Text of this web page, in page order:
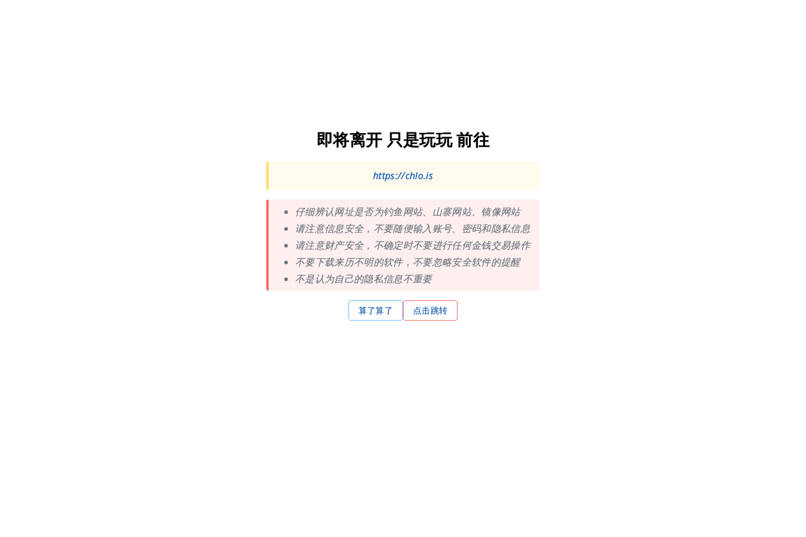
即将离开 只是玩玩 前往
https://chlo.is
仔细辨认网址是否为钓鱼网站、山寨网站、镜像网站
请注意信息安全，不要随便输入账号、密码和隐私信息
请注意财产安全，不确定时不要进行任何金钱交易操作
不要下载来历不明的软件，不要忽略安全软件的提醒
不是认为自己的隐私信息不重要
算了算了 点击跳转